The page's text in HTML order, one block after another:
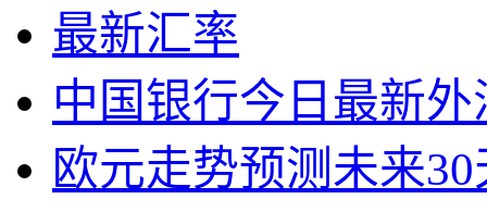
最新汇率
中国银行今日最新
欧元走势预测未来30